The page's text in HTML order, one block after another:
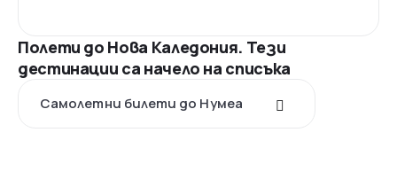
Полети до Нова Каледония. Тези
дестинации са начело на списъка
Самолетни билети до Нумеа